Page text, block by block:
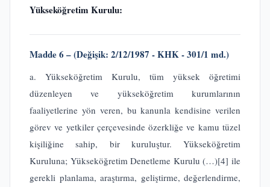
Yükseköğretim Kurulu:
Madde 6 – (Değişik: 2/12/1987 - KHK - 301/1 md.)
a. Yükseköğretim Kurulu, tüm yüksek öğretimi
düzenleyen ve yükseköğretim kurumlarının
faaliyetlerine yön veren, bu kanunla kendisine verilen
görev ve yetkiler çerçevesinde özerkliğe ve kamu tüzel
kişiliğine sahip, bir kuruluştur. Yükseköğretim
Kuruluna; Yükseköğretim Denetleme Kurulu (…)[4] ile
gerekli planlama, araştırma, geliştirme, değerlendirme,